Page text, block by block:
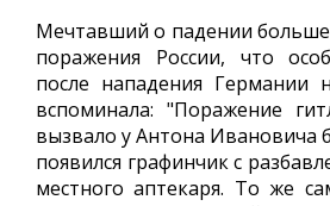
Мечтавший о падении
поражения России, что
после нападения Германии
вспоминала: "Поражение
вызвало у Антона Ивановича
появился графинчик с
местного аптекаря. То же